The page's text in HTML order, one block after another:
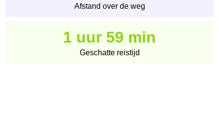
Afstand over de weg
1 uur 59 min
Geschatte reistijd